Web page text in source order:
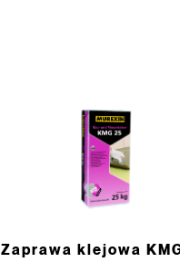
Zaprawa klejowa